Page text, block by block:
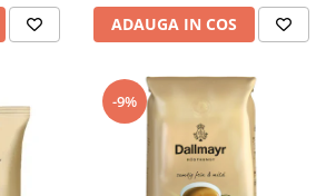
ADAUGA IN COS
-9%